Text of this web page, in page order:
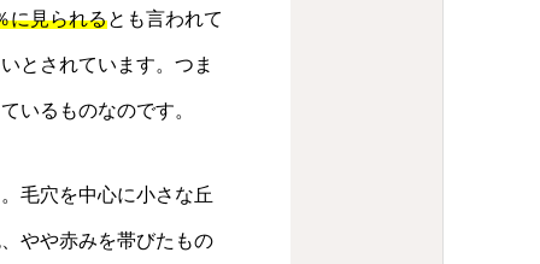
に見られるとも言われて
とされています。つま
いるものなのです。
毛穴を中心に小さな丘
やや赤みを帯びたもの